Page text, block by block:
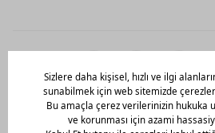
Mobil Uygulamamızı